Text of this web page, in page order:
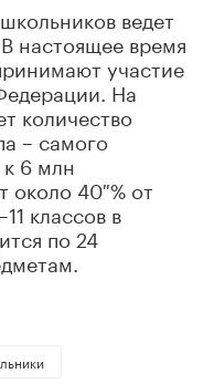
ведет
настоящее время
участие
На
количество
– самого
6 млн
около 40 % от
классов в
по 24